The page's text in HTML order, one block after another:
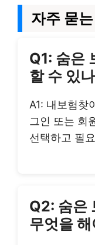
자주 묻
Q1: 숨은
할 수 있
A1: 내보험찾
그인 또는 회
선택하고 필
Q2: 숨은
무엇을